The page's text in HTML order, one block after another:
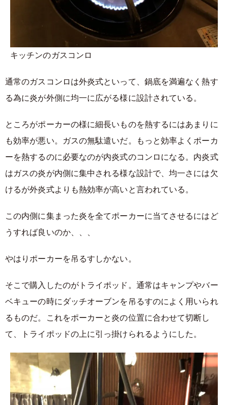
キッチンのガスコンロ
通常のガスコンロは外炎式といって、鍋底を満遍なく熱す
る為に炎が外側に均一に広がる様に設計されている。
ところがポーカーの様に細長いものを熱するにはあまりに
も効率が悪い。ガスの無駄遣いだ。もっと効率よくポーカ
ーを熱するのに必要なのが内炎式のコンロになる。内炎式
はガスの炎が内側に集中される様な設計で、均一さには欠
けるが外炎式よりも熱効率が高いと言われている。
この内側に集まった炎を全てポーカーに当てさせるにはど
うすれば良いのか、、、
やはりポーカーを吊るすしかない。
そこで購入したのがトライポッド。通常はキャンプやバー
ベキューの時にダッチオーブンを吊るすのによく用いられ
るものだ。これをポーカーと炎の位置に合わせて切断し
て、トライポッドの上に引っ掛けられるようにした。